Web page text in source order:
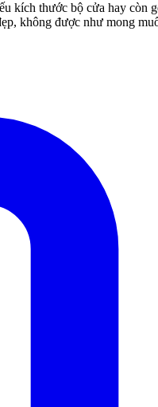
kích thước bộ cửa hay còn
không được như mong